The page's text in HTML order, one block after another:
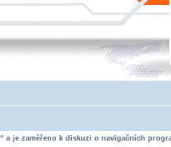
a je zaměřeno k diskuzi o navigačních